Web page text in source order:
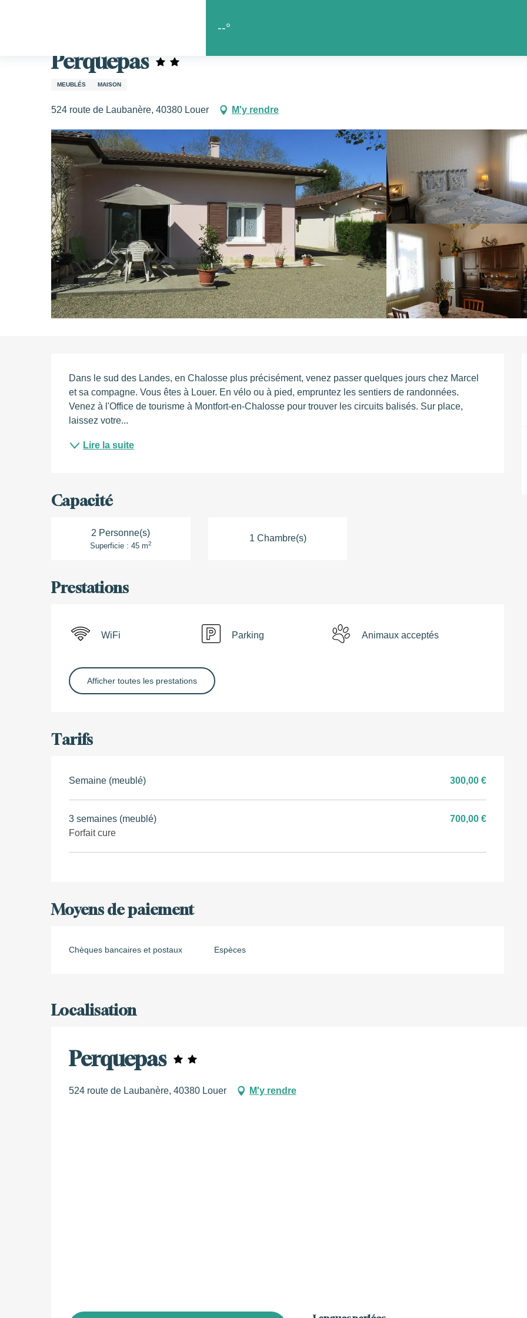
--°
Perquepas
MEUBLÉS MAISON
524 route de Laubanère, 40380 Louer M'y rendre
Description
Dans le sud des Landes, en Chalosse plus précisément, venez passer quelques jours chez Marcel
et sa compagne. Vous êtes à Louer. En vélo ou à pied, empruntez les sentiers de randonnées.
Venez à l'Office de tourisme à Montfort-en-Chalosse pour trouver les circuits balisés. Sur place,
laissez votre...
Lire la suite
Capacité
2 Personne(s)
Superficie : 45 m2
1 Chambre(s)
Prestations
WiFi Parking Animaux acceptés
Afficher toutes les prestations
Tarifs
Semaine (meublé) 300,00 €
3 semaines (meublé)
Forfait cure
700,00 €
Moyens de paiement
Chèques bancaires et postaux Espèces
Localisation
Perquepas
524 route de Laubanère, 40380 Louer M'y rendre